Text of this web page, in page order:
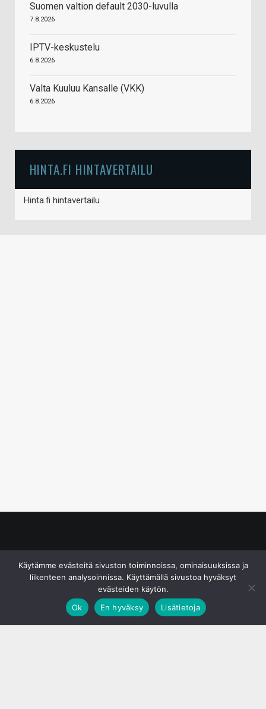
Suomen valtion default 2030-luvulla
7.8.2026
IPTV-keskustelu
6.8.2026
Valta Kuuluu Kansalle (VKK)
6.8.2026
HINTA.FI HINTAVERTAILU
Hinta.fi hintavertailu
Käytämme evästeitä sivuston toiminnoissa, ominaisuuksissa ja
liikenteen analysoinnissa. Käyttämällä sivustoa hyväksyt
evästeiden käytön.
Ok
En hyväksy Lisätietoja